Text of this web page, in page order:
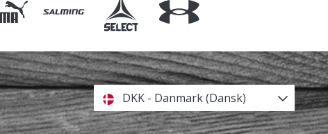
DKK - Danmark (Dansk)